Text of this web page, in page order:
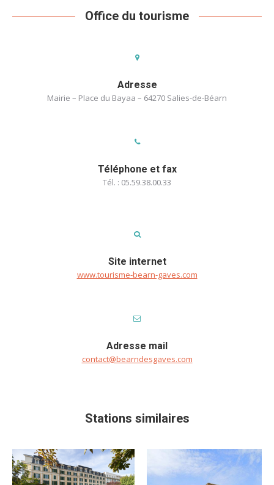
Office du tourisme
Adresse
Mairie – Place du Bayaa – 64270 Salies-de-Béarn
Téléphone et fax
Tél. : 05.59.38.00.33
Site internet
www.tourisme-bearn-gaves.com
Adresse mail
contact@bearndesgaves.com
Stations similaires